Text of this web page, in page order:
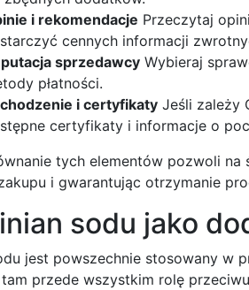
i rekomendacje Przeczytaj
cennych informacji
sprzedawcy Wybieraj
płatności.
i certyfikaty Jeśli zależy
certyfikaty i informacje o
tych elementów pozwoli
i gwarantując otrzymanie
sodu jako
jest powszechnie stosowany w
tam przede wszystkim rolę